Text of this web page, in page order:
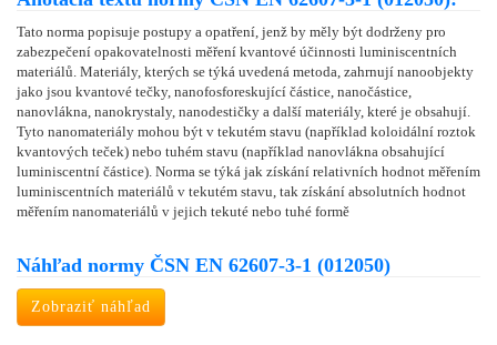
Tato norma popisuje postupy a opatření, jenž by měly být dodrženy pro
zabezpečení opakovatelnosti měření kvantové účinnosti luminiscentních
materiálů. Materiály, kterých se týká uvedená metoda, zahrnují nanoobjekty
jako jsou kvantové tečky, nanofosforeskující částice, nanočástice,
nanovlákna, nanokrystaly, nanodestičky a další materiály, které je obsahují.
Tyto nanomateriály mohou být v tekutém stavu (například koloidální roztok
kvantových teček) nebo tuhém stavu (například nanovlákna obsahující
luminiscentní částice). Norma se týká jak získání relativních hodnot měřením
luminiscentních materiálů v tekutém stavu, tak získání absolutních hodnot
měřením nanomateriálů v jejich tekuté nebo tuhé formě
Náhľad normy ČSN EN 62607-3-1 (012050)
Zobraziť náhľad